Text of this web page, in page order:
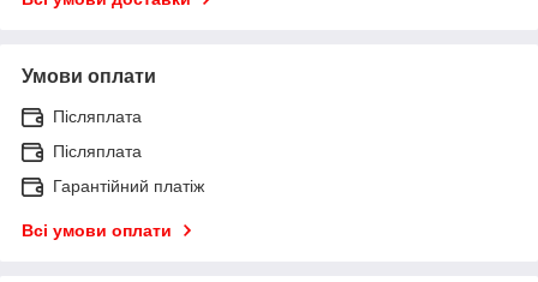
Умови оплати
Післяплата
Післяплата
Гарантійний платіж
Всі умови оплати